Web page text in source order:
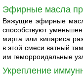
Эфирные масла
Вяжущие эфирные
способствуют
мирта или кипариса
в этой смеси ватный
им геморроидальные
Укрепление